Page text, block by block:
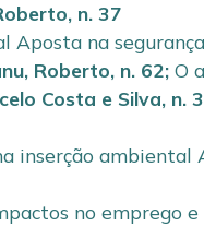
, n. 37
Aposta na
Roberto, n. 62;O
Costa e Silva, n.
inserção ambiental
no emprego e